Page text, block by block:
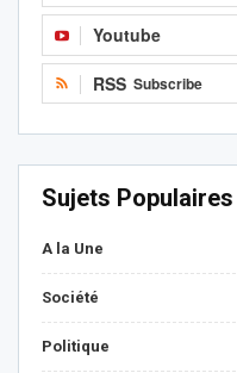
Youtube
RSS Subscribe
Sujets Populaires
A la Une
Société
Politique